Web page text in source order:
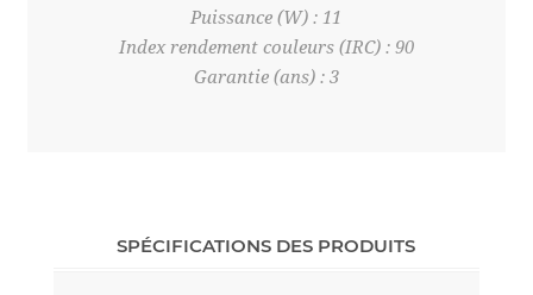
Puissance (W) : 11
Index rendement couleurs (IRC) : 90
Garantie (ans) : 3
SPÉCIFICATIONS DES PRODUITS